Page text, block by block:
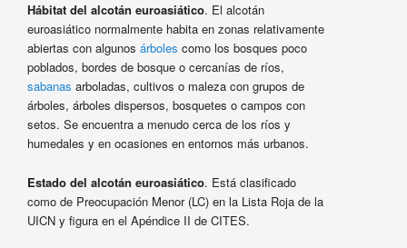
Hábitat del alcotán euroasiático. El alcotán
euroasiático normalmente habita en zonas relativamente
abiertas con algunos árboles como los bosques poco
poblados, bordes de bosque o cercanías de ríos,
sabanas arboladas, cultivos o maleza con grupos de
árboles, árboles dispersos, bosquetes o campos con
setos. Se encuentra a menudo cerca de los ríos y
humedales y en ocasiones en entornos más urbanos.
Estado del alcotán euroasiático. Está clasificado
como de Preocupación Menor (LC) en la Lista Roja de la
UICN y figura en el Apéndice II de CITES.